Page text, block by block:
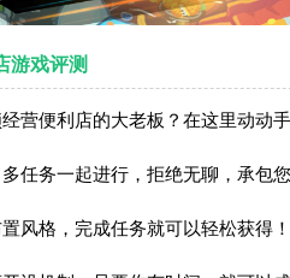
游戏评测
营便利店的大老板？在这里动动
任务一起进行，拒绝无聊，承包
风格，完成任务就可以轻松获得！